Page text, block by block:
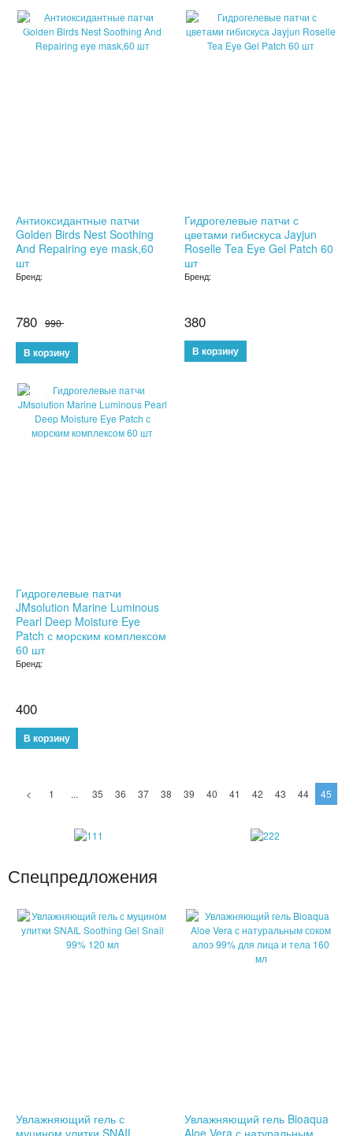
МИЦЕЛЛЯРНАЯ ВОДА
УХОД ЗА РУКАМИ И НОГАМИ
УХОД ЗА ТЕЛОМ
МАССАЖЕРЫ
СРЕДСТВА ДЛЯ ПОХУДЕНИЯ
ТЕРМОСЫ
ТЕРМОКРУЖКИ
ТОВАРЫ ДЛЯ САДА
ОХЛАЖДАЮЩИЕ СТАКАНЫ
ЛАНЧ БОКСЫ ДЛЯ ЕДЫ
ДОЗАТОРЫ
ШЕЙКЕРЫ
КОНДИЦИОНЕРЫ И ВЕНТИЛЯТОРЫ
АНТИДОЖДЬ
SALE
Антиоксидантные патчи
Golden Birds Nest Soothing
And Repairing eye mask,60
шт
Бренд:
780 990
SALE
Гидрогелевые патчи с
цветами гибискуса Jayjun
Roselle Tea Eye Gel Patch 60
шт
Бренд:
380
SALE
Гидрогелевые патчи
JMsolution Marine Luminous
Pearl Deep Moisture Eye
Patch с морским комплексом
60 шт
Бренд:
400
< 1 ... 35 36 37 38 39 40 41 42 43 44 45
Спецпредложения
Увлажняющий гель с
муцином улитки SNAIL
Увлажняющий гель Bioaqua
Aloe Vera с натуральным